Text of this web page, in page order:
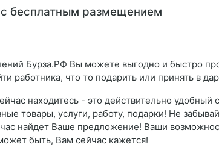
бесплатным размещением
Бурза.РФ Вы можете выгодно и быстро
работника, что то подарить или принять в
находитесь - это действительно удобный
товары, услуги, работу, подарки! Не
найдет Ваше предложение! Ваши
быть, Вам сейчас кажется!